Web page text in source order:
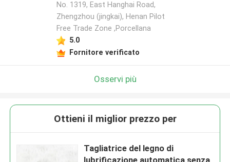
No. 1319, East Hanghai Road,
Zhengzhou (jingkai), Henan Pilot
Free Trade Zone ,Porcellana
5.0
Fornitore verificato
Osservi più
Ottieni il miglior prezzo per
Tagliatrice del legno di